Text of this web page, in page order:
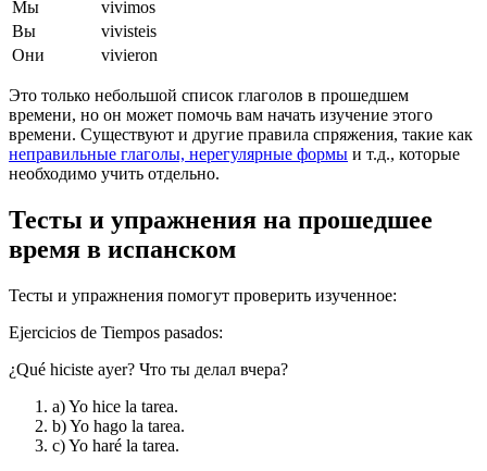
Мы
vivimos
Вы
vivisteis
Они
vivieron
Это только небольшой список глаголов в прошедшем
времени, но он может помочь вам начать изучение этого
времени. Существуют и другие правила спряжения, такие как
неправильные глаголы, нерегулярные формы и т.д., которые
необходимо учить отдельно.
Тесты и упражнения на прошедшее
время в испанском
Тесты и упражнения помогут проверить изученное:
Ejercicios de Tiempos pasados:
¿Qué hiciste ayer? Что ты делал вчера?
a) Yo hice la tarea.
b) Yo hago la tarea.
c) Yo haré la tarea.